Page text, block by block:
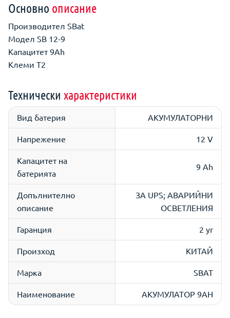
Основно описание
Производител SBat
Модел SB 12-9
Капацитет 9Ah
Клеми T2
Технически характеристики
Вид батерия АКУМУЛАТОРНИ
Напрежение 12 V
Капацитет на
батерията
9 Ah
Допълнително
описание
ЗА UPS; АВАРИЙНИ
ОСВЕТЛЕНИЯ
Гаранция 2 yr
Произход КИТАЙ
Марка SBAT
Наименование АКУМУЛАТОР 9AH